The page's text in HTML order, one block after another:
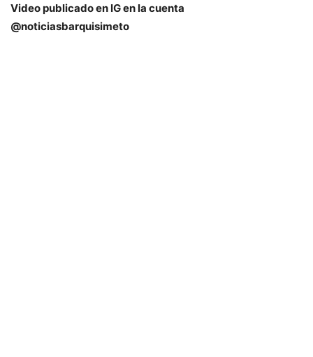
Video publicado en IG en la cuenta
@noticiasbarquisimeto